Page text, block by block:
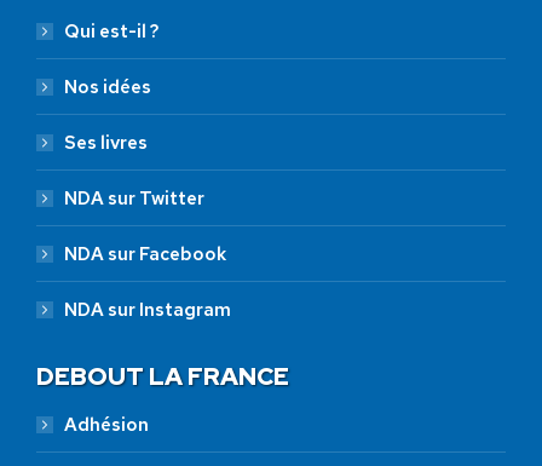
Qui est-il ?
Nos idées
Ses livres
NDA sur Twitter
NDA sur Facebook
NDA sur Instagram
DEBOUT LA FRANCE
Adhésion